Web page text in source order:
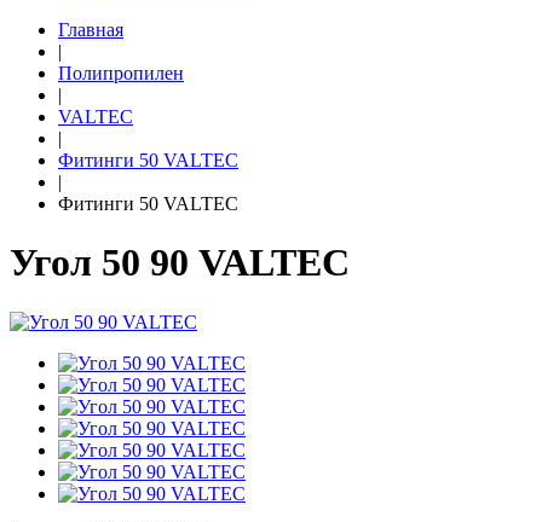
Главная
|
Полипропилен
|
VALTEC
|
Фитинги 50 VALTEC
|
Фитинги 50 VALTEC
Угол 50 90 VALTEC